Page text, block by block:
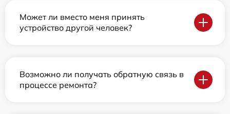
Может ли вместо меня принять
устройство другой человек?
Возможно ли получать обратную связь в
процессе ремонта?